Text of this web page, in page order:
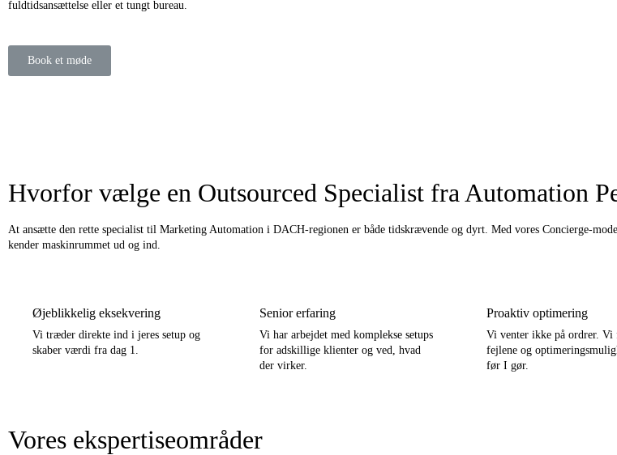
fuldtidsansættelse eller et tungt bureau.
Book et møde
Hvorfor vælge en Outsourced Specialist fra Automation
At ansætte den rette specialist til Marketing Automation i DACH-regionen er både tidskrævende og dyrt. Med vores Concierge-
kender maskinrummet ud og ind.
Øjeblikkelig eksekvering
Vi træder direkte ind i jeres setup og
skaber værdi fra dag 1.
Senior erfaring
Vi har arbejdet med komplekse setups
for adskillige klienter og ved, hvad
der virker.
Proaktiv optimering
Vi venter ikke på ordrer. Vi
fejlene og
før I gør.
Vores ekspertiseområder